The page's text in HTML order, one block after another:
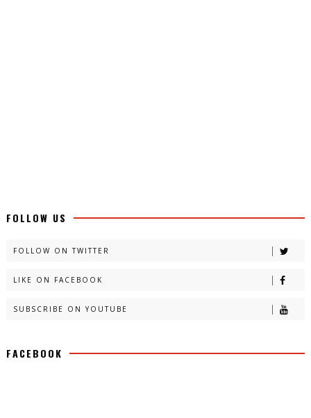
FOLLOW US
FOLLOW ON TWITTER
LIKE ON FACEBOOK
SUBSCRIBE ON YOUTUBE
FACEBOOK